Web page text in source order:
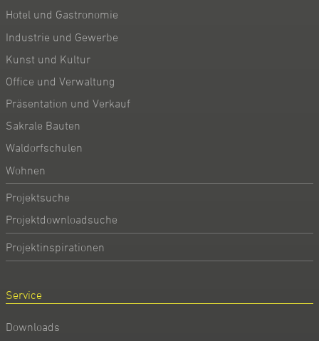
Hotel und Gastronomie
Industrie und Gewerbe
Kunst und Kultur
Office und Verwaltung
Präsentation und Verkauf
Sakrale Bauten
Waldorfschulen
Wohnen
Projektsuche
Projektdownloadsuche
Projektinspirationen
Service
Downloads